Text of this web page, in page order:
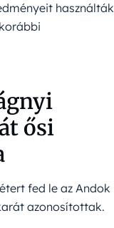
használták
ősi
fed le az Andok
azonosítottak.